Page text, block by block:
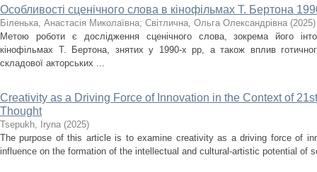
Особливості сценічного слова в кінофільмах Т. Бертона
Біленька, Анастасія Миколаївна; Світлична, Ольга Олександрівна (2025)
Метою роботи є дослідження сценічного слова, зокрема його
кінофільмах Т. Бертона, знятих у 1990-х рр, а також вплив
складової акторських ...
Creativity as a Driving Force of Innovation in the Context of
Thought
Tsepukh, Iryna (2025)
The purpose of this article is to examine creativity as a driving force of
influence on the formation of the intellectual and cultural-artistic potential of